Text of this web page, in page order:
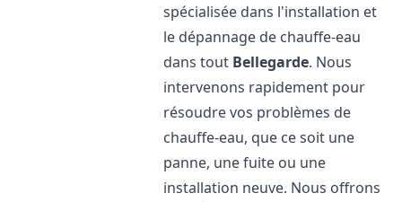
spécialisée dans l'installation et
le dépannage de chauffe-eau
dans tout Bellegarde. Nous
intervenons rapidement pour
résoudre vos problèmes de
chauffe-eau, que ce soit une
panne, une fuite ou une
installation neuve. Nous offrons